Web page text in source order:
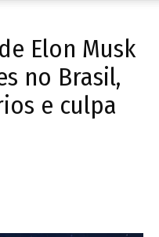
Elon Musk
no Brasil,
e culpa